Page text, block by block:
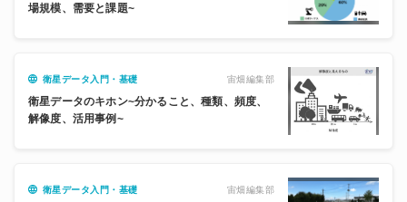
場規模、需要と課題~
衛星データ入門・基礎 宙畑編集部
衛星データのキホン~分かること、種類、頻度、
解像度、活用事例~
衛星データ入門・基礎 宙畑編集部